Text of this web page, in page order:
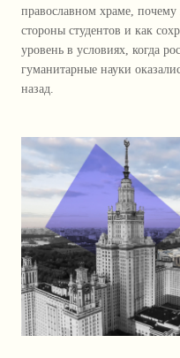
православном храме, почему
стороны студентов и как
уровень в условиях, когда
гуманитарные науки
назад.